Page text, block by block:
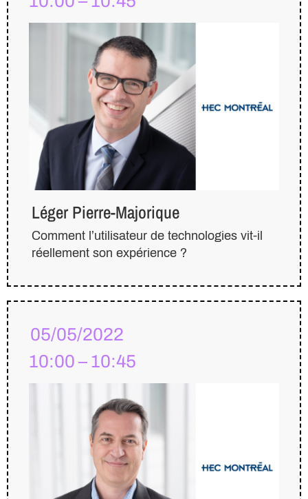
Léger Pierre-Majorique
Comment l’utilisateur de technologies vit-il
réellement son expérience ?
05/05/2022
10:00 – 10:45